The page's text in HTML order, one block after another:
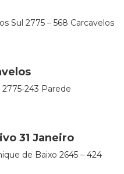
Sul 2775 – 568 Carcavelos
2775-243 Parede
31 Janeiro
de Baixo 2645 – 424